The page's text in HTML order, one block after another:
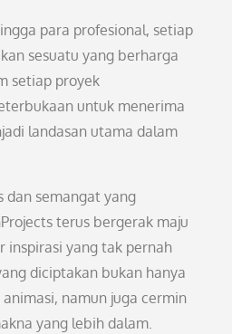
para profesional, setiap
sesuatu yang berharga
setiap proyek
untuk menerima
landasan utama dalam
dan semangat yang
terus bergerak maju
inspirasi yang tak pernah
diciptakan bukan hanya
namun juga cermin
yang lebih dalam.